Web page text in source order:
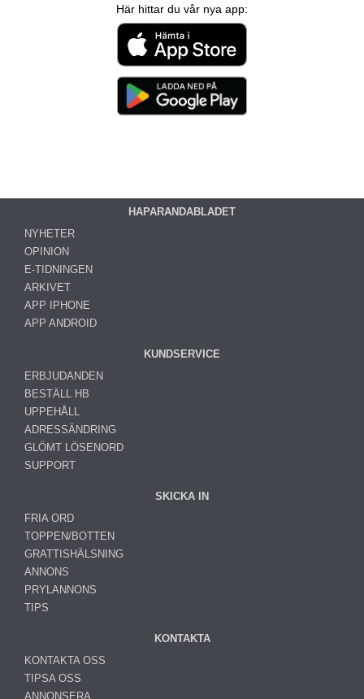
Här hittar du vår nya app:
HAPARANDABLADET
NYHETER
OPINION
E-TIDNINGEN
ARKIVET
APP IPHONE
APP ANDROID
KUNDSERVICE
ERBJUDANDEN
BESTÄLL HB
UPPEHÅLL
ADRESSÄNDRING
GLÖMT LÖSENORD
SUPPORT
SKICKA IN
FRIA ORD
TOPPEN/BOTTEN
GRATTISHÄLSNING
ANNONS
PRYLANNONS
TIPS
KONTAKTA
KONTAKTA OSS
TIPSA OSS
ANNONSERA